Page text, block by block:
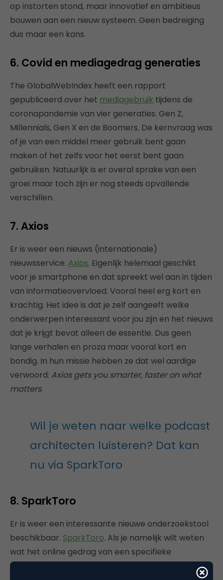
op instorten stond, maar innovatief en ambitieus
bouwen aan een nieuw systeem. Geen bedreiging
dus maar een kans.
6. Covid en mediagedrag generaties
The GlobalWebIndex heeft een rapport
gepubliceerd over het mediagebruik tijdens de
coronapandemie van vier generaties. Gen Z,
Millennials, Gen X en de Boomers. De kernvraag was
of je van een middel meer gebruik bent gaan
maken of het zelfs voor het eerst bent gaan
gebruiken. Natuurlijk is er overal sprake van een
groei maar toch zijn er nog steeds opvallende
verschillen.
7. Axios
Er is weer een nieuws (internationale)
nieuwsservice. Axios. Eigenlijk helemaal geschikt
voor je smartphone en dat spreekt wel aan in tijden
van informatieovervloed. Vooral heel erg kort en
krachtig. Het idee is dat je zelf aangeeft welke
onderwerpen interessant voor jou zijn en het nieuws
dat je krijgt bevat alleen de essentie. Dus geen
lange verhalen en proza maar vooral kort en
bondig. In hun missie hebben ze dat wel aardige
verwoord: Axios gets you smarter, faster on what
matters.
Wil je weten naar welke podcast
architecten luisteren? Dat kan
nu via SparkToro
8. SparkToro
Er is weer een interessante nieuwe onderzoekstool
beschikbaar. SparkToro. Als je namelijk wilt weten
wat het online gedrag van een specifieke
doelgroep is dan kan je dat nu uitzoeken. Wil je